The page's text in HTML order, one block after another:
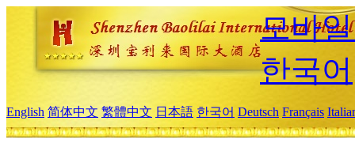
모바
한국어
English 简体中文 繁體中文 日本語 한국어 Deutsch Français